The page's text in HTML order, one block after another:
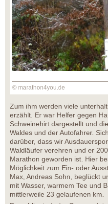
© marathon4you.de
Zum ihm werden viele
erzählt. Er war Helfer gegen
Schweinehirt dargestellt und
Waldes und der Autofahrer.
darüber, dass wir
Waldläufer verehren und er
Marathon geworden ist. Hier
Möglichkeit zum Ein- oder
Max, Andreas Sohn, beglückt
mit Wasser, warmem Tee und
mittlerweile 23 gelaufenen km.